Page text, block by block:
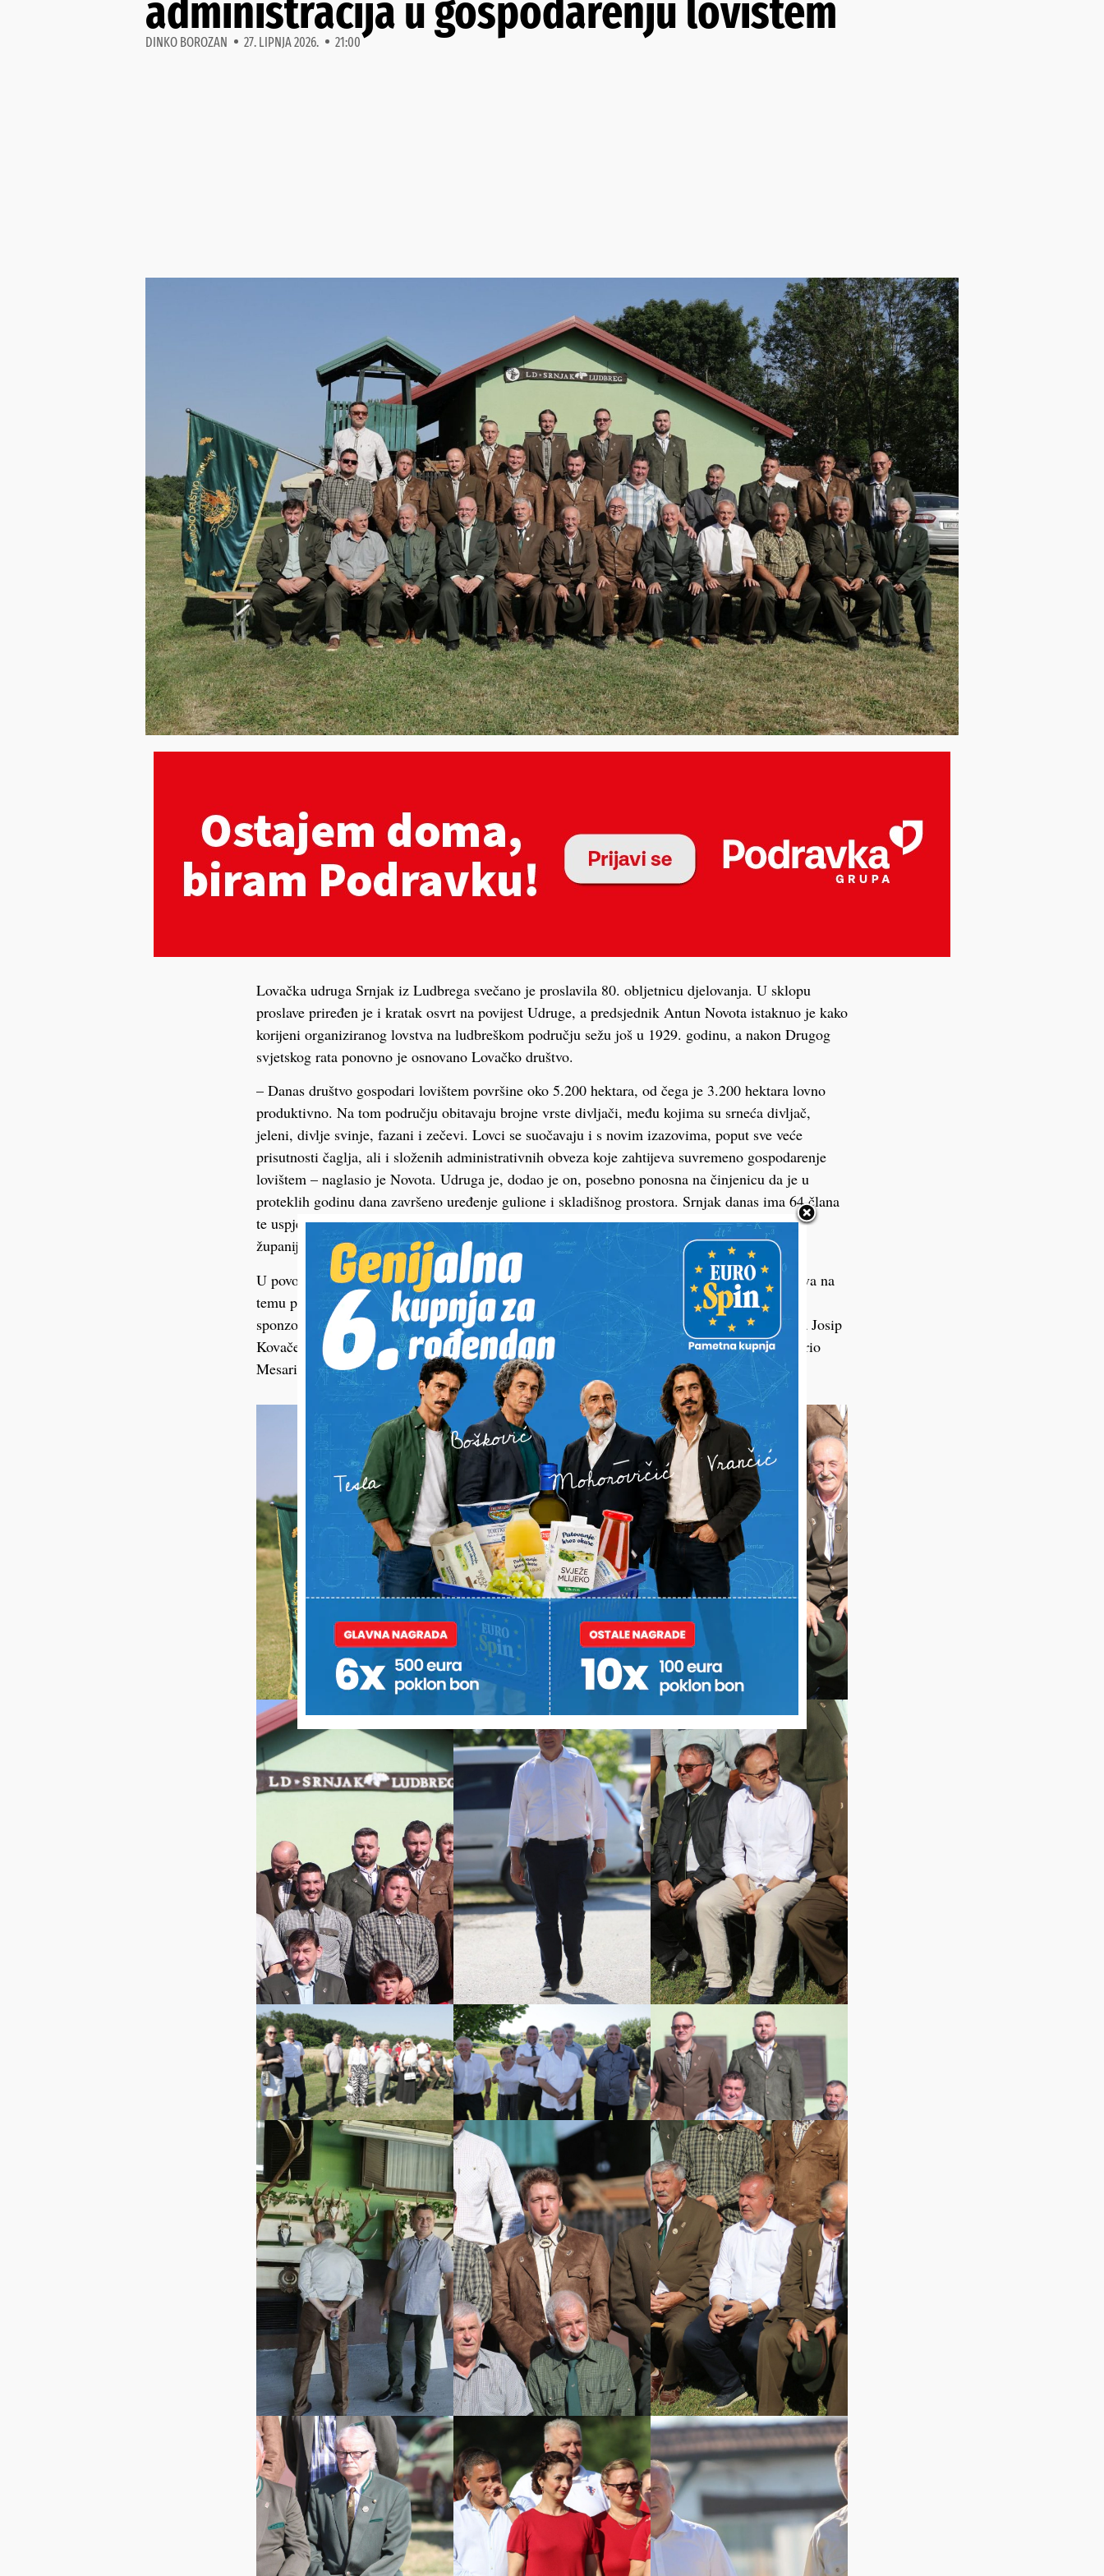
administracija u gospodarenju lovištem
DINKO BOROZAN 27. LIPNJA 2026. 21:00
Lovačka udruga Srnjak iz Ludbrega svečano je proslavila 80. obljetnicu djelovanja. U sklopu
proslave priređen je i kratak osvrt na povijest Udruge, a predsjednik Antun Novota istaknuo je kako
korijeni organiziranog lovstva na ludbreškom području sežu još u 1929. godinu, a nakon Drugog
svjetskog rata ponovno je osnovano Lovačko društvo.
– Danas društvo gospodari lovištem površine oko 5.200 hektara, od čega je 3.200 hektara lovno
produktivno. Na tom području obitavaju brojne vrste divljači, među kojima su srneća divljač,
jeleni, divlje svinje, fazani i zečevi. Lovci se suočavaju i s novim izazovima, poput sve veće
prisutnosti čaglja, ali i složenih administrativnih obveza koje zahtijeva suvremeno gospodarenje
lovištem – naglasio je Novota. Udruga je, dodao je on, posebno ponosna na činjenicu da je u
proteklih godinu dana završeno uređenje gulione i skladišnog prostora. Srnjak danas ima 64 člana
te uspješno surađuje s Gradom Ludbregom, Hrvatskim lovačkim savezom, Varaždinskom
županijom i brojnim donatorima i sponzorima koji podupiru njegov rad.
U povodu jubileja priređen je i kulturno-umjetnički program te izložba dječjih likovnih radova na
temu prirode i lovstva, a zaslužnim članovima dodijeljena su odlikovanja, kao i zahvalnice
sponzorima. Lovačko odlikovanje prvog red dobio je Stjepan Vusić, odlikovanje drugog reda Josip
Kovaček i Miro Čić te odlikovanje treće reda Ervin Ivanuša, Filip Gača, Mario Blatarić, Mario
Mesarić i Josip Međimurec.